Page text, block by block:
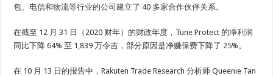
包、电信和物流等行业的公司建立了 40 多家合作伙伴关系。
在截至 12 月 31 日（2020 财年）的财政年度，Tune Protect 的净利润
同比下降 64% 至 1,839 万令吉，部分原因是净赚保费下降了 25%。
在 10 月 13 日的报告中，Rakuten Trade Research 分析师 Queenie Tan